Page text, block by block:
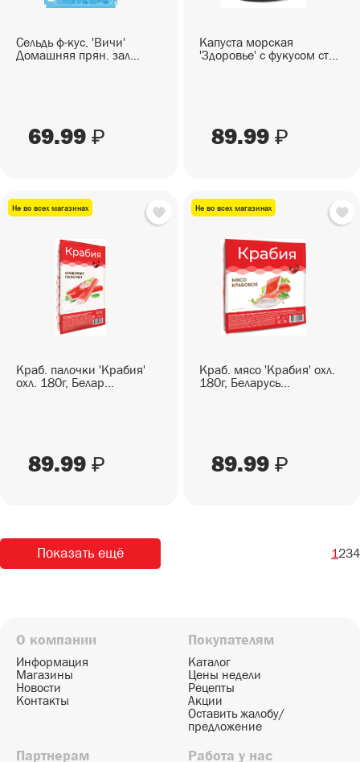
Сельдь ф-кус. 'Вичи'
Домашняя прян. зал...
69.99 ₽
Капуста морская
'Здоровье' с фукусом ст...
89.99 ₽
Не во всех магазинах
Краб. палочки 'Крабия'
охл. 180г, Белар...
89.99 ₽
Не во всех магазинах
Краб. мясо 'Крабия' охл.
180г, Беларусь...
89.99 ₽
Показать ещё 1234
О компании
Информация
Магазины
Новости
Контакты
Покупателям
Каталог
Цены недели
Рецепты
Акции
Оставить жалобу/
предложение
Партнерам Работа у нас